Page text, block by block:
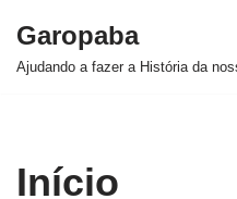
Pular
Garopaba
Ajudando a fazer a História da
Início